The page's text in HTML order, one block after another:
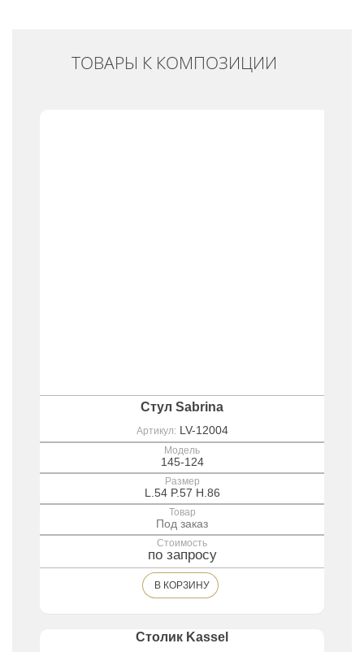
ТОВАРЫ К КОМПОЗИЦИИ
Стул Sabrina
Артикул: LV-12004
Модель
145-124
Размер
L.54 P.57 H.86
Товар
Под заказ
Стоимость
по запросу
В КОРЗИНУ
Столик Kassel